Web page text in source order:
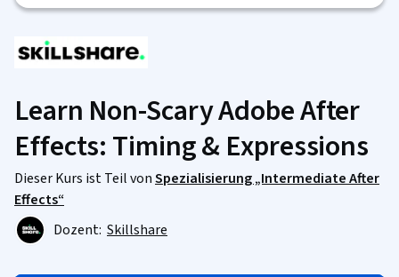
Learn Non-Scary Adobe After
Effects: Timing & Expressions
Dieser Kurs ist Teil vonSpezialisierung „Intermediate After
Effects“
Dozent: Skillshare